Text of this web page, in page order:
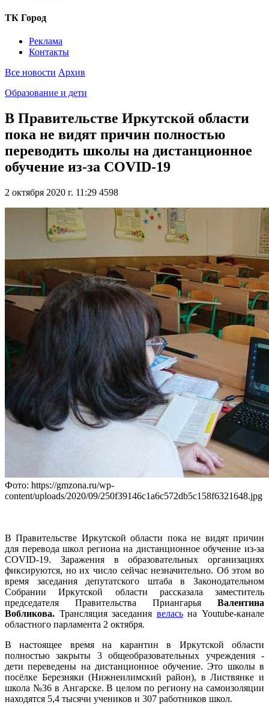
ТК Город
Реклама
Контакты
Все новости Архив
Образование и дети
В Правительстве Иркутской области
пока не видят причин полностью
переводить школы на дистанционное
обучение из-за COVID-19
2 октября 2020 г. 11:29 4598
Фото: https://gmzona.ru/wp-
content/uploads/2020/09/250f39146c1a6c572db5c158f6321648.jpg
В Правительстве Иркутской области пока не видят причин
для перевода школ региона на дистанционное обучение из-за
COVID-19. Заражения в образовательных организациях
фиксируются, но их число сейчас незначительно. Об этом во
время заседания депутатского штаба в Законодательном
Собрании Иркутской области рассказала заместитель
председателя Правительства Приангарья Валентина
Вобликова. Трансляция заседания веласьна Youtube-канале
областного парламента 2 октября.
В настоящее время на карантин в Иркутской области
полностью закрыты 3 общеобразовательных учреждения -
дети переведены на дистанционное обучение. Это школы в
посёлке Березняки (Нижнеилимский район), в Листвянке и
школа №36 в Ангарске. В целом по региону на самоизоляции
находятся 5,4 тысячи учеников и 307 работников школ.